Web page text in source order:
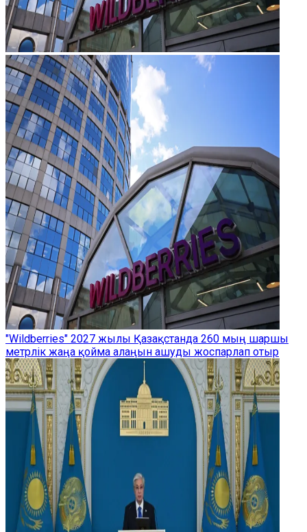
"Wildberries" 2027 жылы Қазақстанда 260 мың шаршы
метрлік жаңа қойма алаңын ашуды жоспарлап отыр